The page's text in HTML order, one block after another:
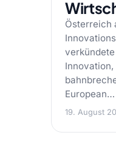
Österreich
European…
19. August